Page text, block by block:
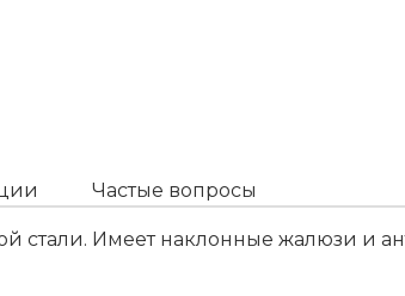
Частые вопросы
стали. Имеет наклонные жалюзи и